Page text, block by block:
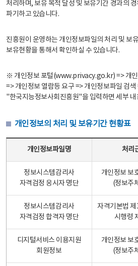
처리하며, 보유 목적 달성 및 보유기간 경과의
파기하고 있습니다.
진흥원이 운영하는 개인정보파일의 처리 및 보
보유현황을 통해서 확인하실 수 있습니다.
※ 개인정보 포털(www.privacy.go.kr) => 개인
=> 개인정보 열람등 요구 => 개인정보파일 검색
"한국지능정보사회진흥원"을 입력하면 세부 내
개인정보의 처리 및 보유기간 현황표
개인정보파일명 처리
정보시스템감리사
자격검정 응시자 명단
개인정보 보
(정보주
정보시스템감리사
자격검정 합격자 명단
자격기본법 제
시행령
디지털서비스 이용지원
회원정보
개인정보 보
(정보주